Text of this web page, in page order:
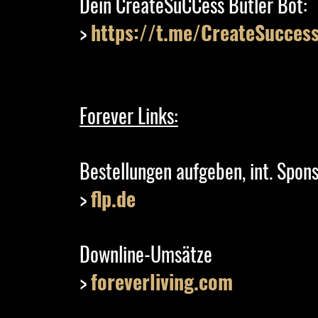
>https://t.me/
Forever Links:
Bestellungen aufgeben, int.
>flp.de
Downline-Umsätze
>foreverliving.com